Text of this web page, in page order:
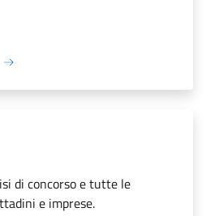
di concorso e tutte le
e imprese.